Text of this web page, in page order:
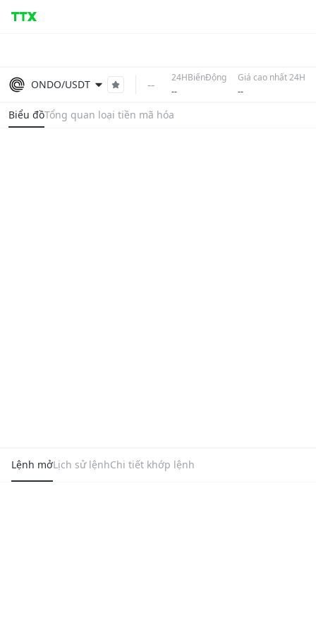
ONDO/USDT --
24HBiếnĐộng
--
Giá cao nhất 24H
--
Biểu đồTổng quan loại tiền mã hóa
Lệnh mởLịch sử lệnhChi tiết khớp lệnh